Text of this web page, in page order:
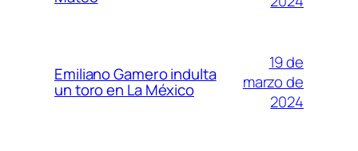
Emiliano Gamero indulta
un toro en La México
19 de
marzo de
2024